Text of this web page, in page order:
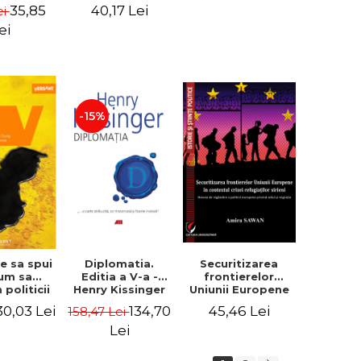
Uniri
Anghel
35,85
40,17 Lei
sa spui
sa
politicii
si sa Lei
-15%
Diplomatia.
Editia a V-a -
Henry Kissinger
158,47 Lei134,70
Lei
Securitizarea
frontierelor
Uniunii Europene
crizei refugiatilor
politicii europene
45,46 Lei